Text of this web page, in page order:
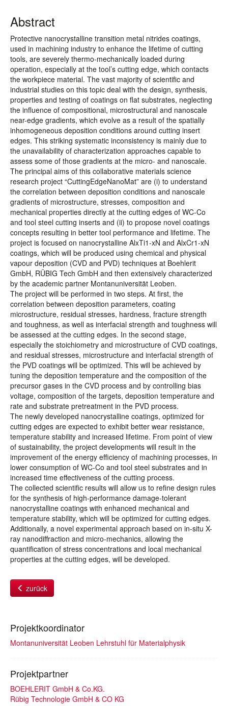
Abstract
Protective nanocrystalline transition metal nitrides coatings,
used in machining industry to enhance the lifetime of cutting
tools, are severely thermo-mechanically loaded during
operation, especially at the tool’s cutting edge, which contacts
the workpiece material. The vast majority of scientific and
industrial studies on this topic deal with the design, synthesis,
properties and testing of coatings on flat substrates, neglecting
the influence of compositional, microstructural and nanoscale
near-edge gradients, which evolve as a result of the spatially
inhomogeneous deposition conditions around cutting insert
edges. This striking systematic inconsistency is mainly due to
the unavailability of characterization approaches capable to
assess some of those gradients at the micro- and nanoscale.
The principal aims of this collaborative materials science
research project “CuttingEdgeNanoMat” are (i) to understand
the correlation between deposition conditions and nanoscale
gradients of microstructure, stresses, composition and
mechanical properties directly at the cutting edges of WC-Co
and tool steel cutting inserts and (ii) to propose novel coatings
concepts resulting in better tool performance and lifetime. The
project is focused on nanocrystalline AlxTi1-xN and AlxCr1-xN
coatings, which will be produced using chemical and physical
vapour deposition (CVD and PVD) techniques at Boehlerit
GmbH, RÜBIG Tech GmbH and then extensively characterized
by the academic partner Montanuniversität Leoben.
The project will be performed in two steps. At first, the
correlation between deposition parameters, coating
microstructure, residual stresses, hardness, fracture strength
and toughness, as well as interfacial strength and toughness will
be assessed at the cutting edges. In the second stage,
especially the stoichiometry and microstructure of CVD coatings,
and residual stresses, microstructure and interfacial strength of
the PVD coatings will be optimized. This will be achieved by
tuning the deposition temperature and the composition of the
precursor gases in the CVD process and by controlling bias
voltage, composition of the targets, deposition temperature and
rate and substrate pretreatment in the PVD process.
The newly developed nanocrystalline coatings, optimized for
cutting edges are expected to exhibit better wear resistance,
temperature stability and increased lifetime. From point of view
of sustainability, the project developments will result in the
improvement of the energy efficiency of machining processes, in
lower consumption of WC-Co and tool steel substrates and in
increased time effectiveness of the cutting process.
The collected scientific results will allow us to refine design rules
for the synthesis of high-performance damage-tolerant
nanocrystalline coatings with enhanced mechanical and
temperature stability, which will be optimized for cutting edges.
Additionally, a novel experimental approach based on in-situ X-
ray nanodiffraction and micro-mechanics, allowing the
quantification of stress concentrations and local mechanical
properties at the cutting edges, will be developed.
zurück
Projektkoordinator
Montanuniversität Leoben Lehrstuhl für Materialphysik
Projektpartner
BOEHLERIT GmbH & Co.KG.
Rübig Technologie GmbH & CO KG